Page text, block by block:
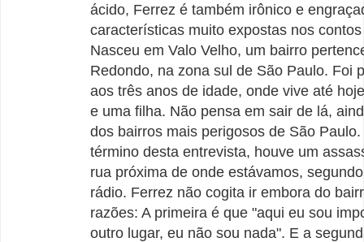
ácido, Ferrez é também irônico e
características muito expostas nos
Nasceu em Valo Velho, um bairro
Redondo, na zona sul de São Paulo. Foi
aos três anos de idade, onde vive até
e uma filha. Não pensa em sair de lá,
dos bairros mais perigosos de São
término desta entrevista, houve um
rua próxima de onde estávamos,
rádio. Ferrez não cogita ir embora do
razões: A primeira é que "aqui eu sou
outro lugar, eu não sou nada". E a